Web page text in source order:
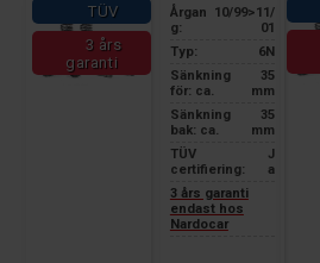
TÜV
3 års
garanti
Årgan
g:
10/99>11/
01
Typ:
6N
Sänkning
för: ca.
35
mm
Sänkning
bak: ca.
35
mm
TÜV
certifiering:
J
a
3 års garanti
endast hos
Nardocar